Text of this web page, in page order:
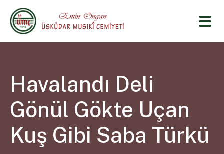
Havalandı Deli
Gönül Gökte Uçan
Kuş Gibi Saba Türkü